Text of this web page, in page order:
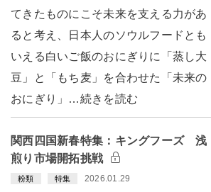
てきたものにこそ未来を支える力があ
ると考え、日本人のソウルフードとも
いえる白いご飯のおにぎりに「蒸し大
豆」と「もち麦」を合わせた「未来の
おにぎり」…続きを読む
関西四国新春特集：キングフーズ 浅
煎り市場開拓挑戦
粉類 特集 2026.01.29